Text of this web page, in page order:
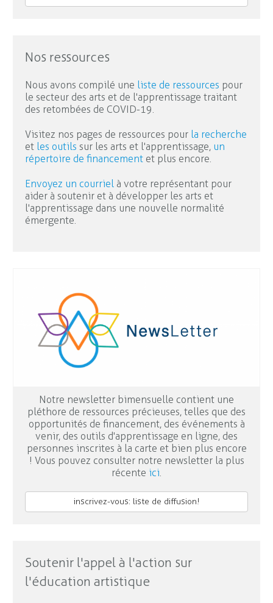
Nos ressources
Nous avons compilé une liste de ressources pour
le secteur des arts et de l'apprentissage traitant
des retombées de COVID-19.
Visitez nos pages de ressources pour la recherche
et les outils sur les arts et l'apprentissage, un
répertoire de financement et plus encore.
Envoyez un courriel à votre représentant pour
aider à soutenir et à développer les arts et
l'apprentissage dans une nouvelle normalité
émergente.
Notre newsletter bimensuelle contient une
pléthore de ressources précieuses, telles que des
opportunités de financement, des événements à
venir, des outils d'apprentissage en ligne, des
personnes inscrites à la carte et bien plus encore
! Vous pouvez consulter notre newsletter la plus
récente ici
inscrivez-vous: liste de diffusion!
Soutenir l'appel à l'action sur
l'éducation artistique